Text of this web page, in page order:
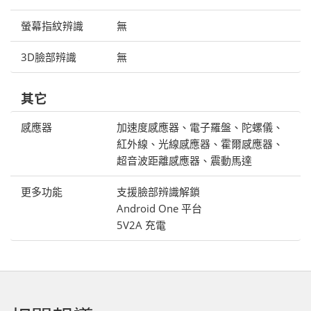
螢幕指紋辨識 無
3D臉部辨識 無
其它
感應器
加速度感應器、電子羅盤、陀螺儀、
紅外線、光線感應器、霍爾感應器、
超音波距離感應器、震動馬達
更多功能
支援臉部辨識解鎖
Android One 平台
5V2A 充電